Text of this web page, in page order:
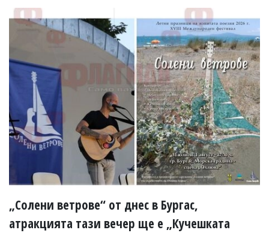
„Солени ветрове“ от днес в Бургас,
атракцията тази вечер ще е „Кучешката